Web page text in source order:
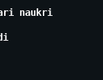
naukri